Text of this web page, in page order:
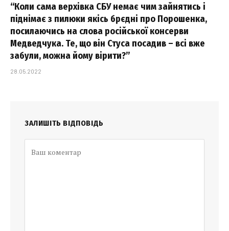
“Коли сама верхівка СБУ немає чим зайнятись і
піднімає з пилюки якісь брєдні про Порошенка,
посилаючись на слова російської консерви
Медведчука. Те, що він Стуса посадив – всі вже
забули, можна йому вірити?”
28.05.2022
ЗАЛИШІТЬ ВІДПОВІДЬ